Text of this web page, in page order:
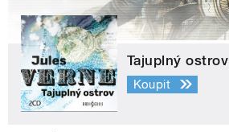
Tajuplný ostrov
Koupit